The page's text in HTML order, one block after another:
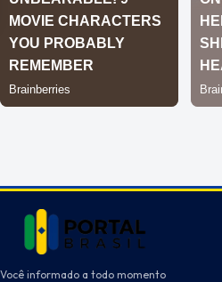
Você informado a todo momento